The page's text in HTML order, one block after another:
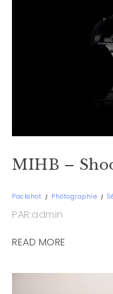
MIHB –
Packshot Photographie
PAR:admin
READ MORE